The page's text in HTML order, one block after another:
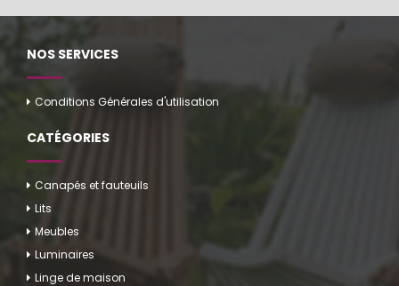
NOS SERVICES
Conditions Générales d'utilisation
CATÉGORIES
Canapés et fauteuils
Lits
Meubles
Luminaires
Linge de maison